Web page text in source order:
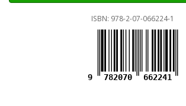
ISBN: 978-2-07-066224-1
9 782070 662241